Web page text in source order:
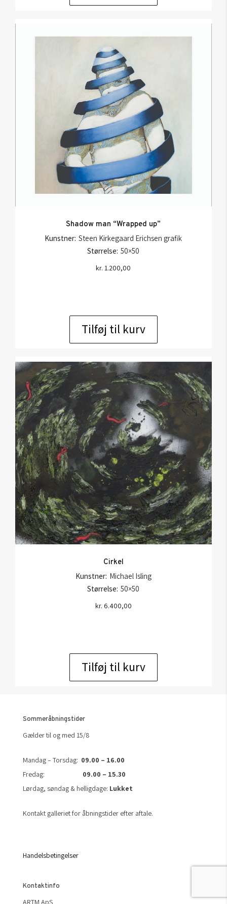
Shadow man “Wrapped up”
Kunstner: Steen Kirkegaard Erichsen grafik
Størrelse: 50×50
kr. 1.200,00
Tilføj til kurv
Cirkel
Kunstner: Michael Isling
Størrelse: 50×50
kr. 6.400,00
Tilføj til kurv
Sommeråbningstider
Gælder til og med 15/8
Mandag – Torsdag: 09.00 – 16.00
Fredag: 09.00 – 15.30
Lørdag, søndag & helligdage: Lukket
Kontakt galleriet for åbningstider efter aftale.
Handelsbetingelser
Kontaktinfo
ARTM ApS